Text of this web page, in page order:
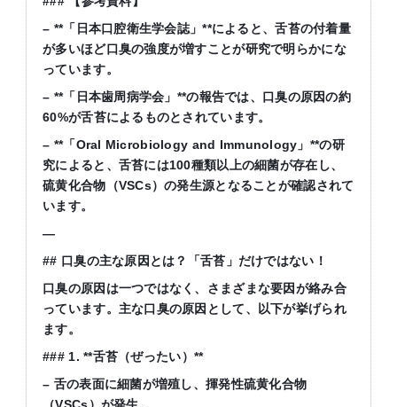
– **「日本口腔衛生学会誌」**によると、舌苔の付着量
が多いほど口臭の強度が増すことが研究で明らかにな
っています。
– **「日本歯周病学会」 **の報告では、口臭の原因の約
60%が舌苔によるものとされています。
– **「Oral Microbiology and Immunology 」 **の研
究によると、舌苔には100種類以上の細菌が存在し、
硫黄化合物（VSCs）の発生源となることが確認されて
います。
—
## 口臭の主な原因とは？「舌苔」だけではない！
口臭の原因は一つではなく、さまざまな要因が絡み合
っています。主な口臭の原因として、以下が挙げられ
ます。
### 1. **舌苔（ぜったい） **
– 舌の表面に細菌が増殖し、揮発性硫黄化合物
（VSCs）が発生。